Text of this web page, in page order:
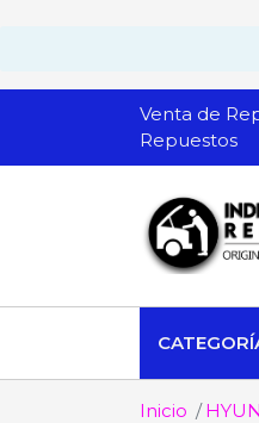
Venta de
Repuestos
Inicio